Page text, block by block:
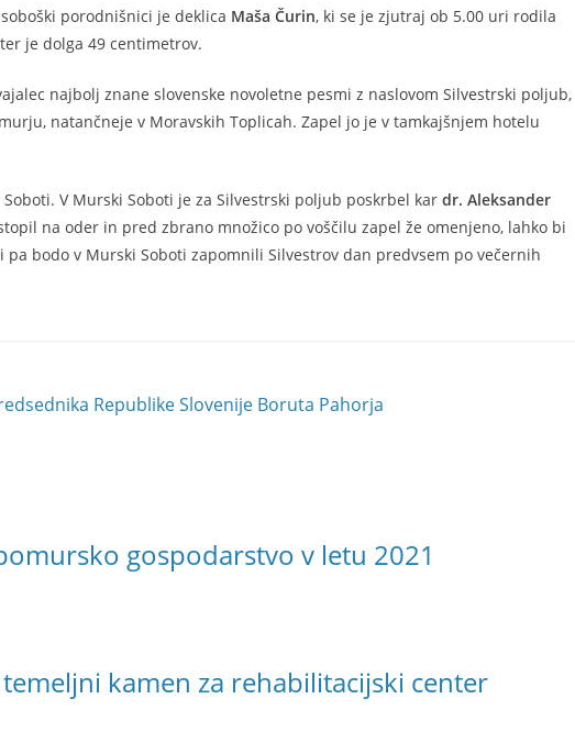
porodnišnici je deklica Maša Čurin, ki se je zjutraj ob 5.00 uri rodila
je dolga 49 centimetrov.
najbolj znane slovenske novoletne pesmi z naslovom Silvestrski poljub,
natančneje v Moravskih Toplicah. Zapel jo je v tamkajšnjem hotelu
V Murski Soboti je za Silvestrski poljub poskrbel kar dr. Aleksander
na oder in pred zbrano množico po voščilu zapel že omenjeno, lahko bi
pa bodo v Murski Soboti zapomnili Silvestrov dan predvsem po večernih
Republike Slovenije Boruta Pahorja
gospodarstvo v letu 2021
kamen za rehabilitacijski center